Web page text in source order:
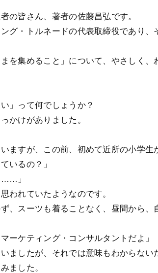
の皆さん、著者の佐藤昌弘です。
グ・トルネードの代表取締役であり、
を集めること」について、やさしく
」って何でしょうか？
かけがありました。
ますが、この前、初めて近所の小学生
いるの？」
……」
われていたようなのです。
、スーツも着ることなく、昼間から、
ーケティング・コンサルタントだよ」
ましたが、それでは意味もわからない
ました。